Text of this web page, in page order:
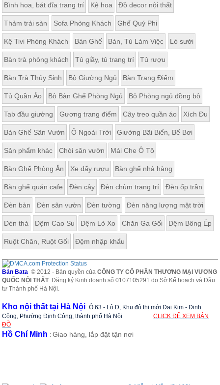
Bình hoa, bát đĩa trang trí Kệ hoa Đồ decor nội thất
Thảm trải sàn Sofa Phòng Khách Ghế Quý Phi
Kệ Tivi Phòng Khách Bàn Ghế Bàn, Tủ Làm Việc Lò sưởi
Bàn trà phòng khách Tủ giầy, tủ trang trí Tủ rượu
Bàn Trà Thủy Sinh Bộ Giường Ngủ Bàn Trang Điểm
Tủ Quần Áo Bộ Bàn Ghế Phòng Ngủ Bộ Phòng ngủ đồng bộ
Tab đầu giường Gương trang điểm Cây treo quần áo Xích Đu
Bàn Ghế Sân Vườn Ô Ngoài Trời Giường Bãi Biển, Bể Bơi
Sản phẩm khác Chòi sân vườn Mái Che Ô Tô
Bàn Ghế Phòng Ăn Xe đẩy rượu Bàn ghế nhà hàng
Bàn ghế quán cafe Đèn cây Đèn chùm trang trí Đèn ốp trần
Đèn bàn Đèn sân vườn Đèn tường Đèn năng lượng mặt trời
Đèn thả Đệm Cao Su Đệm Lò Xo Chăn Ga Gối Đệm Bông Ép
Ruột Chăn, Ruột Gối Đệm nhập khẩu
Bản Bata © 2012 - Bản quyền củaCÔNG TY CỔ PHẦN THƯƠNG MẠI VƯƠNG
QUỐC NỘI THẤT. Đăng ký Kinh doanh số 0107105291 do Sở Kế hoạch và Đầu
tư Thành phố Hà Nội.
Kho nội thất tại Hà Nội :Ô 63 - Lô D, Khu đô thị mới Đại Kim - Định
Công, Phường Định Công, thành phố Hà Nội
CLICK ĐỂ XEM BẢN
ĐỒ
Hồ Chí Minh :Giao hàng, lắp đặt tận nơi